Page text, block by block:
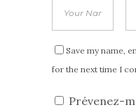
Save my name,
for the next time I
Prévenez-